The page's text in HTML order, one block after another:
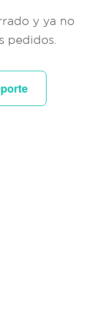
y ya no
pedidos.